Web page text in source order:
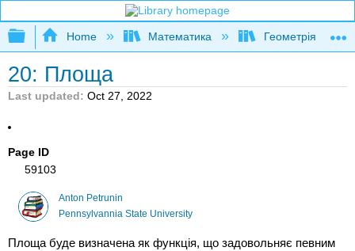
Expand/collapse global hierarchy
Home Математика Геометрія
20: Площа
Last updated Oct 27, 2022
Page ID
59103
Anton Petrunin
Pennsylvannia State University
Площа буде визначена як функція, що задовольняє певним